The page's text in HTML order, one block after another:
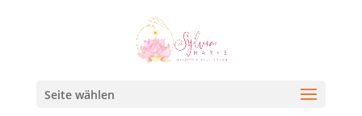
Seite wählen